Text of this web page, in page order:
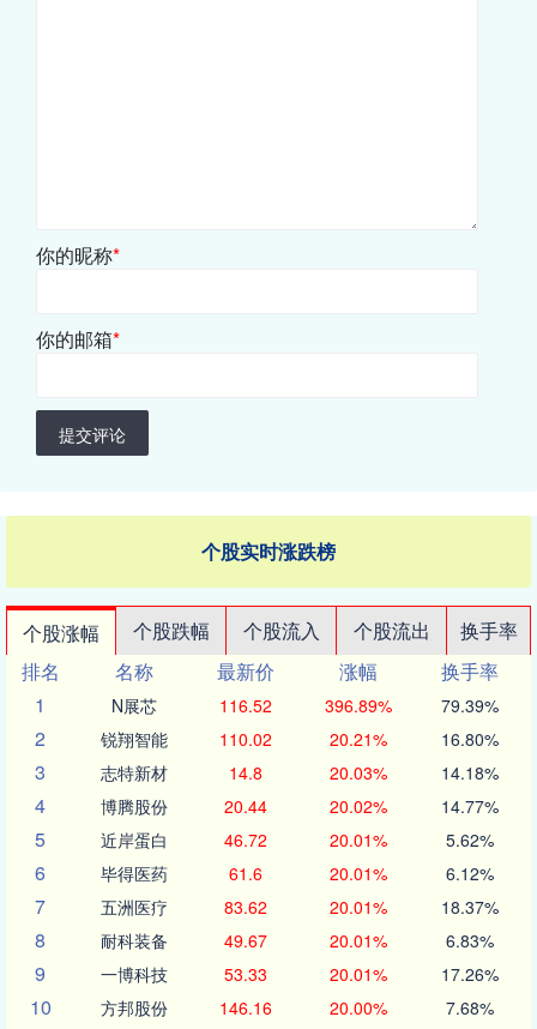
你的昵称*
你的邮箱*
提交评论
个股实时涨跌榜
个股涨幅 个股跌幅 个股流入 个股流出
换手率
排名
名称 最新价 涨幅
换手率
1
N展芯 116.52 396.89% 79.39%
2 锐翔智能 110.02 20.21% 16.80%
3 志特新材 14.8 20.03% 14.18%
4 博腾股份 20.44 20.02% 14.77%
5 近岸蛋白 46.72 20.01% 5.62%
6 毕得医药 61.6 20.01% 6.12%
7 五洲医疗 83.62 20.01% 18.37%
8 耐科装备 49.67 20.01% 6.83%
9 一博科技 53.33 20.01% 17.26%
10 方邦股份 146.16 20.00% 7.68%